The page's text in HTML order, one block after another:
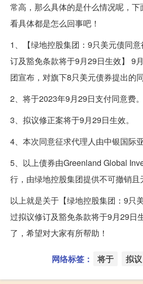
常高，那么具体的是什么情况呢，
看具体都是怎么回事吧！
1、【绿地控股集团：9只美元债同
订及豁免条款将于9月29日生效】 9
团宣布，对旗下8只美元债券提出的
2、将于2023年9月29日支付同意费。
3、拟议修正案将于9月29日生效。
4、本次同意征求代理人由中银国际
5、以上债券由Greenland Global
行，由绿地控股集团提供不可撤销且
以上就是关于【绿地控股集团：9只
过拟议修订及豁免条款将于9月29日
了，希望对大家有所帮助！
网络标签： 将于 拟议